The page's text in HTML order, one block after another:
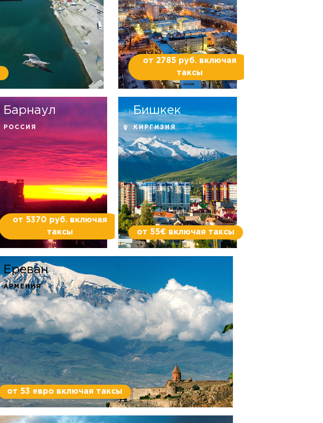
от 2785 руб. включая
таксы
Барнаул
РОССИЯ
от 5370 руб. включая
таксы
Бишкек
КИРГИЗИЯ
от 55€ включая таксы
Ереван
АРМЕНИЯ
от 53 евро включая таксы